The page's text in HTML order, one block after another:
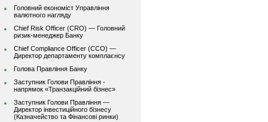
Головний економіст Управління
валютного нагляду
Chief Risk Officer (CRO) — Головний
ризик-менеджер Банку
Chief Compliance Officer (CCO) —
Директор департаменту комплаєнсу
Голова Правління Банку
Заступник Голови Правління -
напрямок «Транзакційний бізнес»
Заступник Голови Правління —
Директор інвестиційного бізнесу
(Казначейство та Фінансові ринки)